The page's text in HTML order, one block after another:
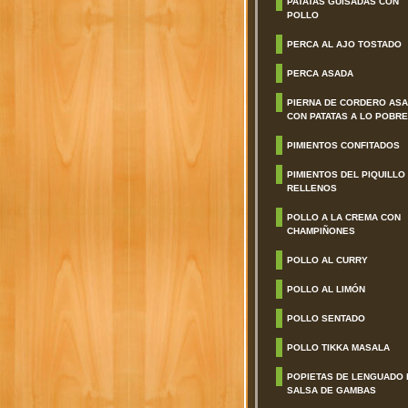
POLLO
PERCA AL AJO TOSTADO
PERCA ASADA
PIERNA DE CORDERO
CON PATATAS A LO POBRE
PIMIENTOS CONFITADOS
PIMIENTOS DEL PIQUILLO
RELLENOS
POLLO A LA CREMA CON
CHAMPIÑONES
POLLO AL CURRY
POLLO AL LIMÓN
POLLO SENTADO
POLLO TIKKA MASALA
POPIETAS DE LENGUADO
SALSA DE GAMBAS